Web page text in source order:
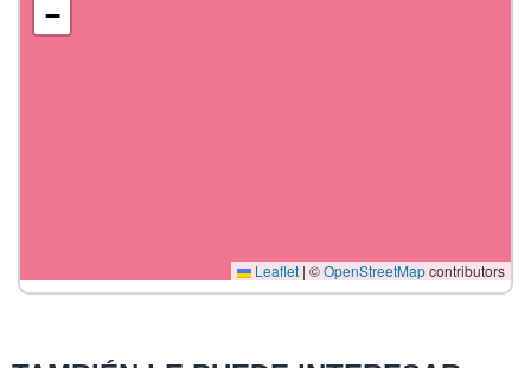
−
Leaflet | ©OpenStreetMapcontributors